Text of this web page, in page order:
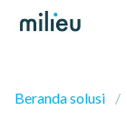
Beranda solusi